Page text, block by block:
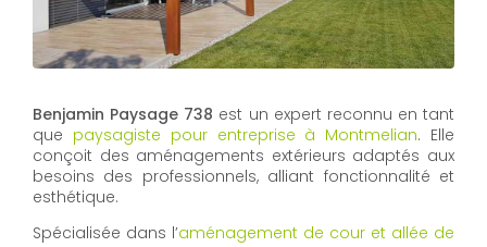
Benjamin Paysage 738 est un expert reconnu en tant
que paysagiste pour entreprise à Montmelian. Elle
conçoit des aménagements extérieurs adaptés aux
besoins des professionnels, alliant fonctionnalité et
esthétique.
Spécialisée dans l’aménagement de cour et allée de